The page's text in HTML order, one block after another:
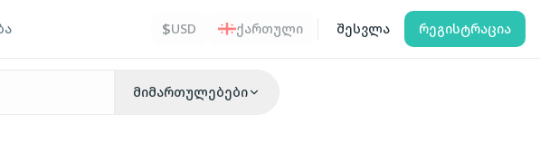
$USD ქართული შესვლა რეგისტრაცია
მიმართულებები